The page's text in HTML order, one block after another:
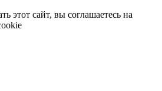
этот сайт, вы соглашаетесь на